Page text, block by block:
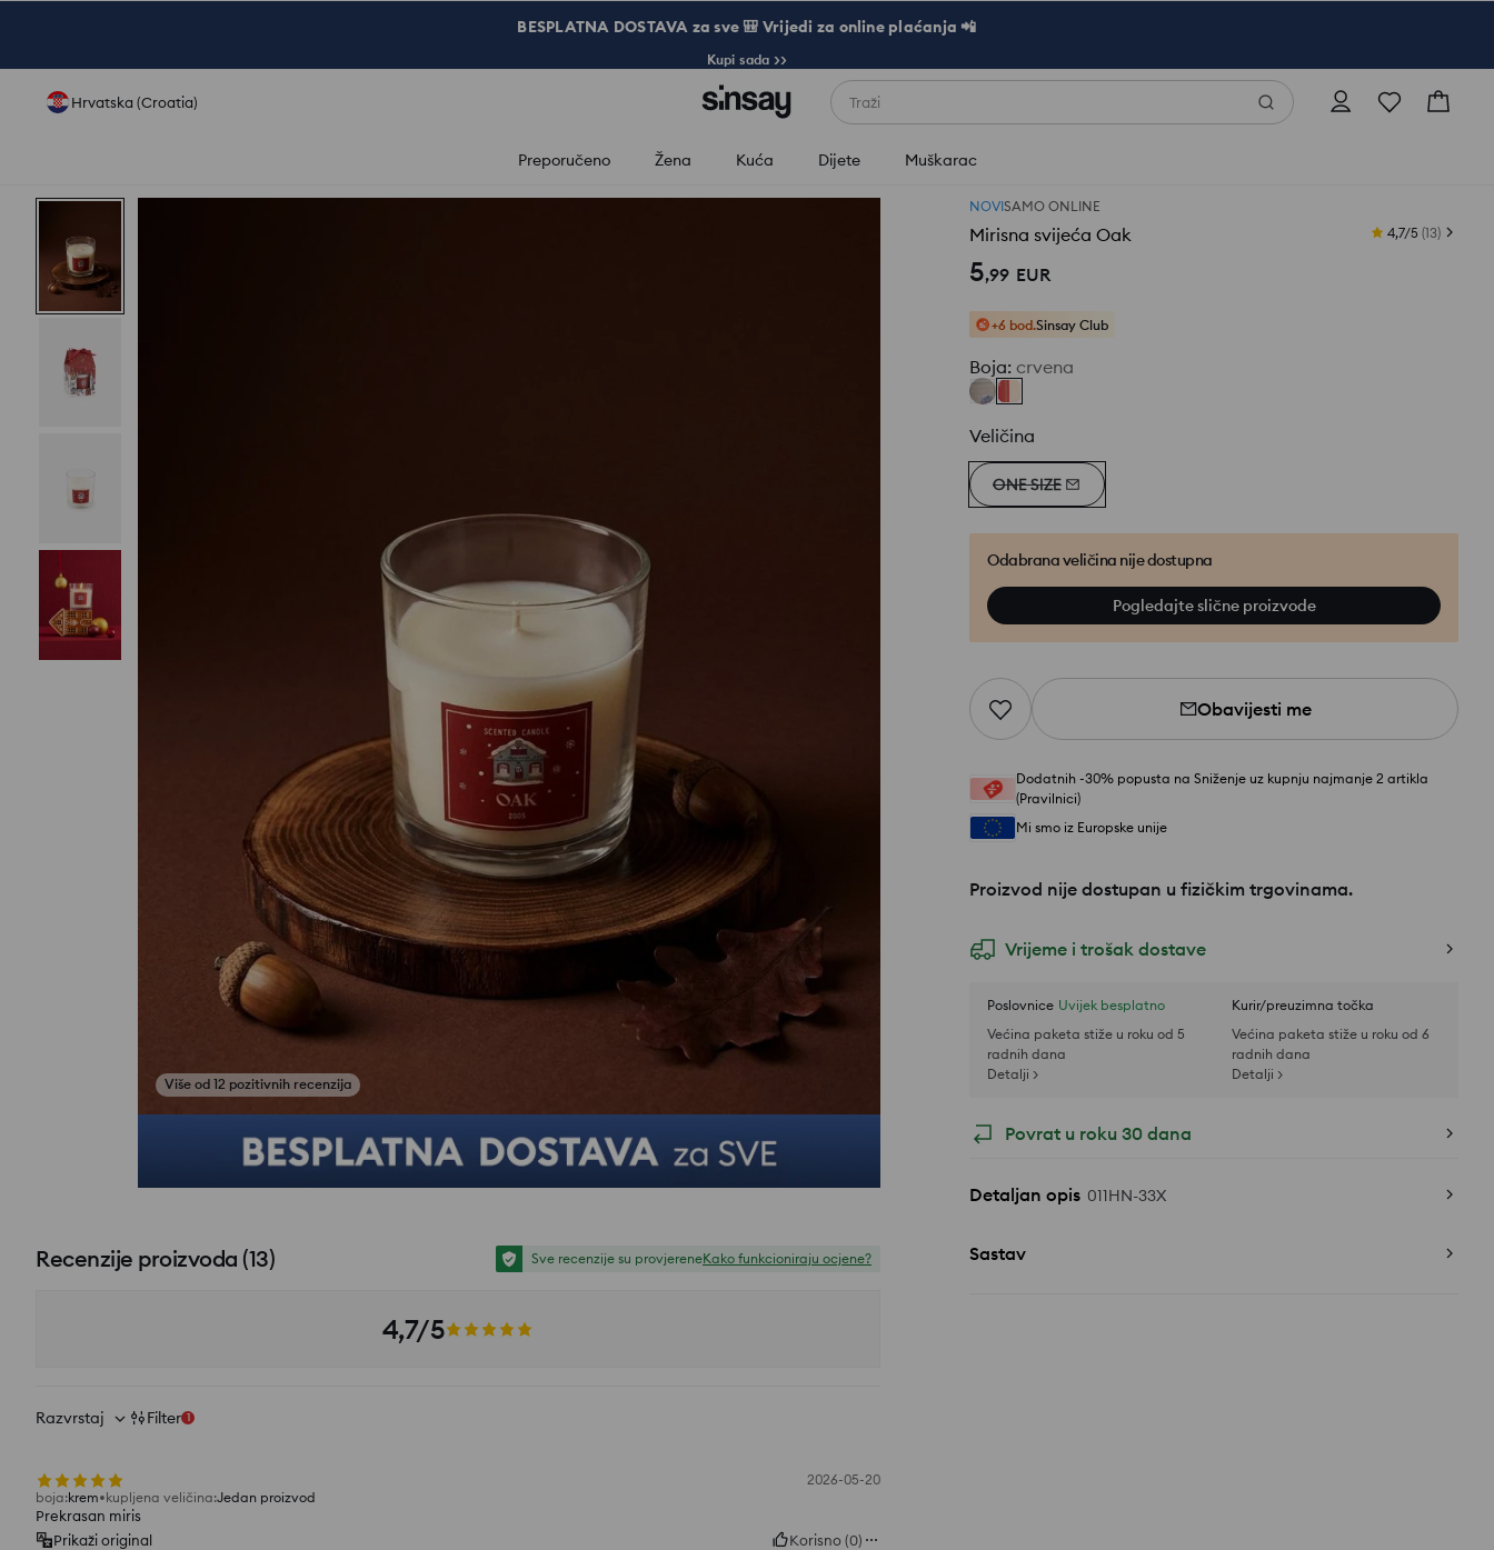
BESPLATNA DOSTAVA za sve 🎒 Vrijedi za online plaćanja 📲
Kupi sada >>
Hrvatska (Croatia) Traži
Preporučeno Žena Kuća Dijete Muškarac
NOVISAMO ONLINE
Mirisna svijeća Oak 4,7/5 (13)
5,99 EUR
+6 bod.Sinsay Club
Boja: crvena
Veličina
ONE SIZE
Odabrana veličina nije dostupna
Pogledajte slične proizvode
Obavijesti me
Dodatnih -30% popusta na Sniženje uz kupnju najmanje 2 artikla
(Pravilnici)
Mi smo iz Europske unije
Proizvod nije dostupan u fizičkim trgovinama.
Vrijeme i trošak dostave
Poslovnice Uvijek besplatno
Većina paketa stiže u roku od 5
radnih dana
Detalji >
Kurir/preuzimna točka
Većina paketa stiže u roku od 6
radnih dana
Detalji >
Povrat u roku 30 dana
Detaljan opis 011HN-33X
Sastav
Više od 12 pozitivnih recenzija
Recenzije proizvoda (13) Sve recenzije su provjereneKako funkcioniraju ocjene?
4,7/5
Razvrstaj Filter 1
2026-05-20
boja:krem kupljena veličina:Jedan proizvod
Prekrasan miris
Prikaži original
Korisno(0)